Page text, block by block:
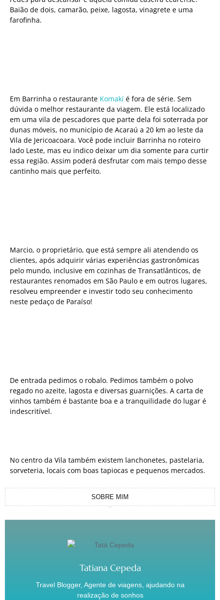
Baião de dois, camarão, peixe, lagosta, vinagrete e uma
farofinha.
Em Barrinha o restaurante Komakí é fora de série. Sem
dúvida o melhor restaurante da viagem. Ele está localizado
em uma vila de pescadores que parte dela foi soterrada por
dunas móveis, no município de Acaraú a 20 km ao leste da
Vila de Jericoacoara. Você pode incluir Barrinha no roteiro
lado Leste, mas eu indico deixar um dia somente para curtir
essa região. Assim poderá desfrutar com mais tempo desse
cantinho mais que perfeito.
Marcio, o proprietário, que está sempre ali atendendo os
clientes, após adquirir várias experiências gastronômicas
pelo mundo, inclusive em cozinhas de Transatlânticos, de
restaurantes renomados em São Paulo e em outros lugares,
resolveu empreender e investir todo seu conhecimento
neste pedaço de Paraíso!
De entrada pedimos o robalo. Pedimos também o polvo
regado no azeite, lagosta e diversas guarnições. A carta de
vinhos também é bastante boa e a tranquilidade do lugar é
indescritível.
No centro da Vila também existem lanchonetes, pastelaria,
sorveteria, locais com boas tapiocas e pequenos mercados.
SOBRE MIM
Tatiana Cepeda
Travel Blogger, Agente de viagens, ajudando na
realização de sonhos